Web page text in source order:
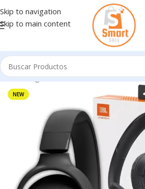
Skip to navigation
Skip to main content
Inicio/Ingresando
NEW